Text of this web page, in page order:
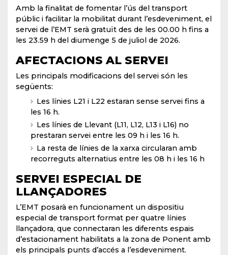
Amb la finalitat de fomentar l’ús del transport
públic i facilitar la mobilitat durant l’esdeveniment, el
servei de l’EMT serà gratuït des de les 00.00 h fins a
les 23.59 h del diumenge 5 de juliol de 2026.
AFECTACIONS AL SERVEI
Les principals modificacions del servei són les
següents:
Les línies L21 i L22 estaran sense servei fins a
les 16 h.
Les línies de Llevant (L11, L12, L13 i L16) no
prestaran servei entre les 09 h i les 16 h.
La resta de línies de la xarxa circularan amb
recorreguts alternatius entre les 08 h i les 16 h
SERVEI ESPECIAL DE
LLANÇADORES
L’EMT posarà en funcionament un dispositiu
especial de transport format per quatre línies
llançadora, que connectaran les diferents espais
d’estacionament habilitats a la zona de Ponent amb
els principals punts d’accés a l’esdeveniment.